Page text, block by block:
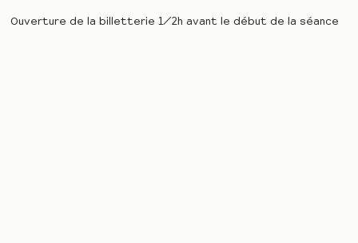
Ouverture de la billetterie 1/2h avant le début de la séance